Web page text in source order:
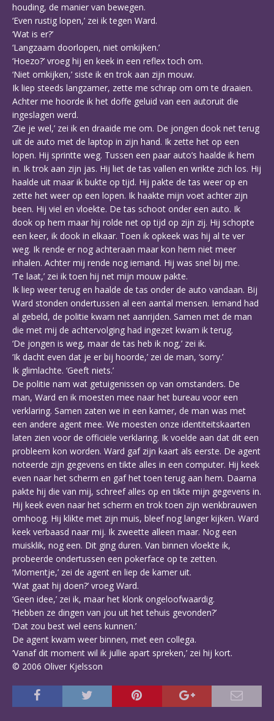
houding, de manier van bewegen.
‘Even rustig lopen,’ zei ik tegen Ward.
‘Wat is er?’
‘Langzaam doorlopen, niet omkijken.’
‘Hoezo?’ vroeg hij en keek in een reflex toch om.
‘Niet omkijken,’ siste ik en trok aan zijn mouw.
Ik liep steeds langzamer, zette me schrap om om te draaien.
Achter me hoorde ik het doffe geluid van een autoruit die
ingeslagen werd.
‘Zie je wel,’ zei ik en draaide me om. De jongen dook net terug
uit de auto met de laptop in zijn hand. Ik zette het op een
lopen. Hij sprintte weg. Tussen een paar auto’s haalde ik hem
in. Ik trok aan zijn jas. Hij liet de tas vallen en wrikte zich los. Hij
haalde uit maar ik bukte op tijd. Hij pakte de tas weer op en
zette het weer op een lopen. Ik haakte mijn voet achter zijn
been. Hij viel en vloekte. De tas schoot onder een auto. Ik
dook op hem maar hij rolde net op tijd op zijn zij. Hij schopte
een keer, ik dook in elkaar. Toen ik opkeek was hij al te ver
weg. Ik rende er nog achteraan maar kon hem niet meer
inhalen. Achter mij rende nog iemand. Hij was snel bij me.
‘Te laat,’ zei ik toen hij net mijn mouw pakte.
Ik liep weer terug en haalde de tas onder de auto vandaan. Bij
Ward stonden ondertussen al een aantal mensen. Iemand had
al gebeld, de politie kwam net aanrijden. Samen met de man
die met mij de achtervolging had ingezet kwam ik terug.
‘De jongen is weg, maar de tas heb ik nog,’ zei ik.
‘Ik dacht even dat je er bij hoorde,’ zei de man, ‘sorry.’
Ik glimlachte. ‘Geeft niets.’
De politie nam wat getuigenissen op van omstanders. De
man, Ward en ik moesten mee naar het bureau voor een
verklaring. Samen zaten we in een kamer, de man was met
een andere agent mee. We moesten onze identiteitskaarten
laten zien voor de officiële verklaring. Ik voelde aan dat dit een
probleem kon worden. Ward gaf zijn kaart als eerste. De agent
noteerde zijn gegevens en tikte alles in een computer. Hij keek
even naar het scherm en gaf het toen terug aan hem. Daarna
pakte hij die van mij, schreef alles op en tikte mijn gegevens in.
Hij keek even naar het scherm en trok toen zijn wenkbrauwen
omhoog. Hij klikte met zijn muis, bleef nog langer kijken. Ward
keek verbaasd naar mij. Ik zweette alleen maar. Nog een
muisklik, nog een. Dit ging duren. Van binnen vloekte ik,
probeerde ondertussen een pokerface op te zetten.
‘Momentje,’ zei de agent en liep de kamer uit.
‘Wat gaat hij doen?’ vroeg Ward.
‘Geen idee,’ zei ik, maar het klonk ongeloofwaardig.
‘Hebben ze dingen van jou uit het tehuis gevonden?’
‘Dat zou best wel eens kunnen.’
De agent kwam weer binnen, met een collega.
‘Vanaf dit moment wil ik jullie apart spreken,’ zei hij kort.
© 2006 Oliver Kjelsson